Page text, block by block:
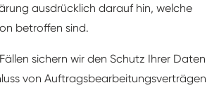
ausdrücklich darauf hin, welche
betroffen sind.
sichern wir den Schutz Ihrer Daten
von Auftragsbearbeitungsverträgen